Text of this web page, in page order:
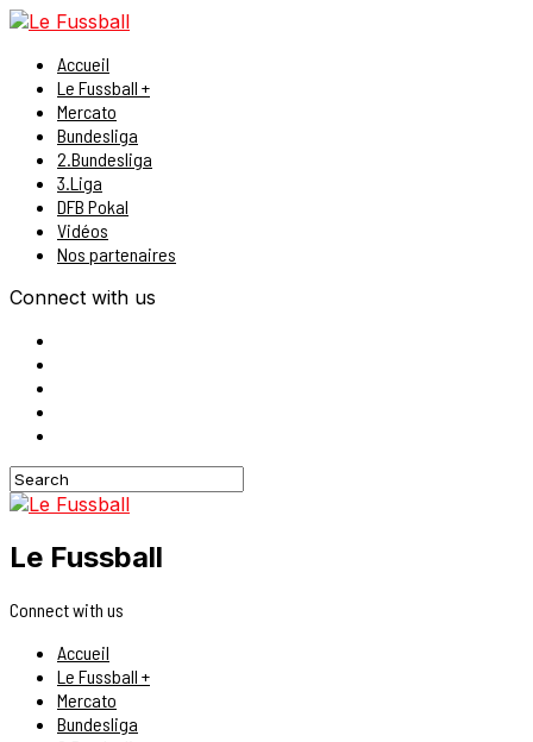
Accueil
Le Fussball +
Mercato
Bundesliga
2.Bundesliga
3.Liga
DFB Pokal
Vidéos
Nos partenaires
Connect with us
Le Fussball
Connect with us
Accueil
Le Fussball +
Mercato
Bundesliga